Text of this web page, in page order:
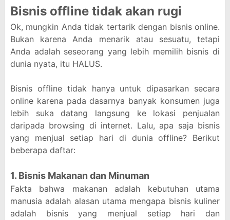
Bisnis offline tidak akan rugi
Ok, mungkin Anda tidak tertarik dengan bisnis online.
Bukan karena Anda menarik atau sesuatu, tetapi
Anda adalah seseorang yang lebih memilih bisnis di
dunia nyata, itu HALUS.
Bisnis offline tidak hanya untuk dipasarkan secara
online karena pada dasarnya banyak konsumen juga
lebih suka datang langsung ke lokasi penjualan
daripada browsing di internet. Lalu, apa saja bisnis
yang menjual setiap hari di dunia offline? Berikut
beberapa daftar:
1. Bisnis Makanan dan Minuman
Fakta bahwa makanan adalah kebutuhan utama
manusia adalah alasan utama mengapa bisnis kuliner
adalah bisnis yang menjual setiap hari dan